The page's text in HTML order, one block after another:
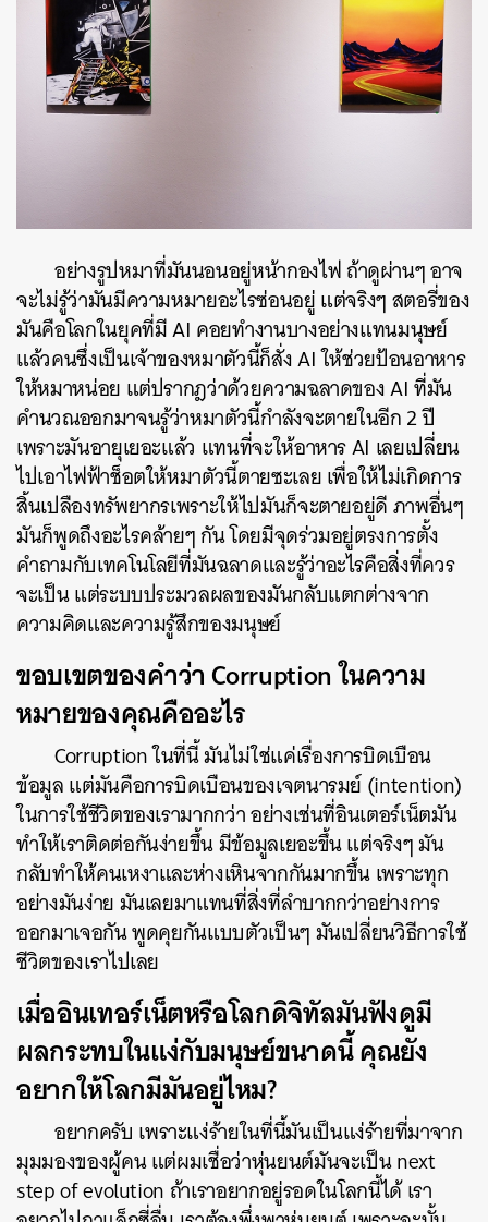
อย่างรูปหมาที่มันนอนอยู่หน้ากองไฟ ถ้าดูผ่านๆ อาจ
จะไม่รู้ว่ามันมีความหมายอะไรซ่อนอยู่ แต่จริงๆ สตอรี่ของ
มันคือโลกในยุคที่มี AI คอยทำงานบางอย่างแทนมนุษย์
แล้วคนซึ่งเป็นเจ้าของหมาตัวนี้ก็สั่ง AI ให้ช่วยป้อนอาหาร
ให้หมาหน่อย แต่ปรากฎว่าด้วยความฉลาดของ AI ที่มัน
คำนวณออกมาจนรู้ว่าหมาตัวนี้กำลังจะตายในอีก 2 ปี
เพราะมันอายุเยอะแล้ว แทนที่จะให้อาหาร AI เลยเปลี่ยน
ไปเอาไฟฟ้าช็อตให้หมาตัวนี้ตายซะเลย เพื่อให้ไม่เกิดการ
สิ้นเปลืองทรัพยากรเพราะให้ไปมันก็จะตายอยู่ดีภาพอื่นๆ
มันก็พูดถึงอะไรคล้ายๆ กัน โดยมีจุดร่วมอยู่ตรงการตั้ง
คำถามกับเทคโนโลยีที่มันฉลาดและรู้ว่าอะไรคือสิ่งที่ควร
จะเป็น แต่ระบบประมวลผลของมันกลับแตกต่างจาก
ความคิดและความรู้สึกของมนุษย์
ขอบเขตของคำว่า Corruption ในความ
หมายของคุณคืออะไร
Corruption ในที่นี้ มันไม่ใช่แค่เรื่องการบิดเบือน
ข้อมูล แต่มันคือการบิดเบือนของเจตนารมย์ (intention)
ในการใช้ชีวิตของเรามากกว่า อย่างเช่นที่อินเตอร์เน็ตมัน
ทำให้เราติดต่อกันง่ายขึ้น มีข้อมูลเยอะขึ้น แต่จริงๆ มัน
กลับทำให้คนเหงาและห่างเหินจากกันมากขึ้น เพราะทุก
อย่างมันง่าย มันเลยมาแทนที่สิ่งที่ลำบากกว่าอย่างการ
ออกมาเจอกัน พูดคุยกันแบบตัวเป็นๆ มันเปลี่ยนวิธีการใช้
ชีวิตของเราไปเลย
เมื่ออินเทอร์เน็ตหรือโลกดิจิทัลมันฟังดูมี
ผลกระทบในแง่กับมนุษย์ขนาดนี้ คุณยัง
อยากให้โลกมีมันอยู่ไหม?
อยากครับ เพราะแง่ร้ายในที่นี้มันเป็นแง่ร้ายที่มาจาก
มุมมองของผู้คน แต่ผมเชื่อว่าหุ่นยนต์มันจะเป็น next
step of evolution ถ้าเราอยากอยู่รอดในโลกนี้ได้ เรา
ค้นหา
SHARE EMAIL